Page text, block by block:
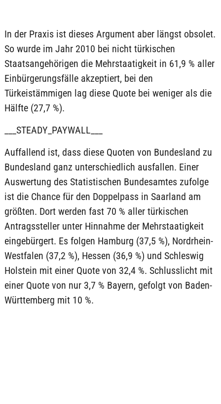
In der Praxis ist dieses Argument aber längst obsolet.
So wurde im Jahr 2010 bei nicht türkischen
Staatsangehörigen die Mehrstaatigkeit in 61,9 % aller
Einbürgerungsfälle akzeptiert, bei den
Türkeistämmigen lag diese Quote bei weniger als die
Hälfte (27,7 %).
___STEADY_PAYWALL___
Auffallend ist, dass diese Quoten von Bundesland zu
Bundesland ganz unterschiedlich ausfallen. Einer
Auswertung des Statistischen Bundesamtes zufolge
ist die Chance für den Doppelpass in Saarland am
größten. Dort werden fast 70 % aller türkischen
Antragssteller unter Hinnahme der Mehrstaatigkeit
eingebürgert. Es folgen Hamburg (37,5 %), Nordrhein-
Westfalen (37,2 %), Hessen (36,9 %) und Schleswig
Holstein mit einer Quote von 32,4 %. Schlusslicht mit
einer Quote von nur 3,7 % Bayern, gefolgt von Baden-
Württemberg mit 10 %.